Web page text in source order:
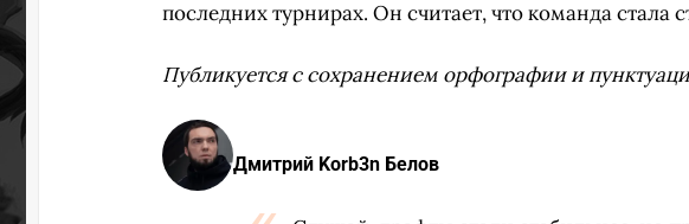
последних турнирах. Он считает, что команда стала
Публикуется с сохранением орфографии и
Дмитрий Korb3n Белов